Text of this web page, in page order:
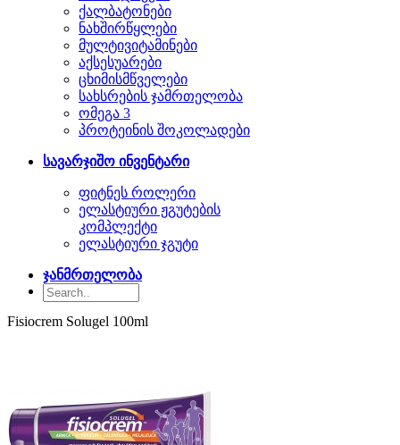
ქალბატონები
ნახშირწყლები
მულტივიტამინები
აქსესუარები
ცხიმისმწველები
სახსრების ჯამრთელობა
ომეგა 3
პროტეინის შოკოლადები
სავარჯიშო ინვენტარი
ფიტნეს როლერი
ელასტიური ჟგუტების
კომპლექტი
ელასტიური ჯგუტი
ჯანმრთელობა
Fisiocrem Solugel 100ml